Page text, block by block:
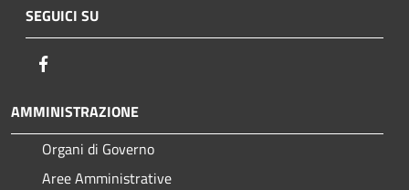
SEGUICI SU
AMMINISTRAZIONE
Organi di Governo
Aree Amministrative